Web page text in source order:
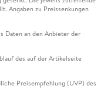
Angaben zu Preissenkungen
Daten an den Anbieter der
des auf der Artikelseite
Preisempfehlung (UVP) des